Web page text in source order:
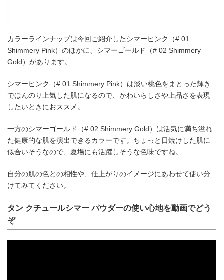
カラーラインナップは今回ご紹介したシマーピンク（# 01
Shimmery Pink）のほかに、シマーゴールド（# 02 Shimmery
Gold）があります。
シマーピンク（# 01 Shimmery Pink）は淡い桃色をまとった輝き
でほんのり上気した肌になるので、かわいらしさや上品さを表現
したいときにおススメ。
一方のシマーゴールド（# 02 Shimmery Gold）は活気に満ち溢れ
た健康的な肌を演出できるカラーです。ちょっと日焼けした肌に
似合いそうなので、夏場にも活躍しそうな色味ですね。
自分の肌の色との相性や、仕上がりのイメージにあわせて使い分
けてみてください。
タン クチュールシマー パウダーの使い心地を動画でどう
ぞ